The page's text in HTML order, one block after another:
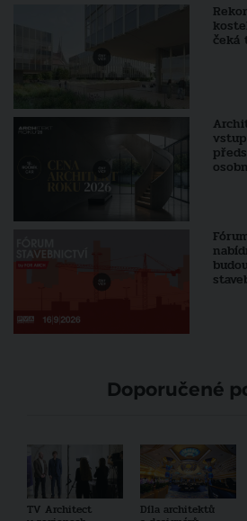
čeká
Doporučené
TV Architect Díla architektů